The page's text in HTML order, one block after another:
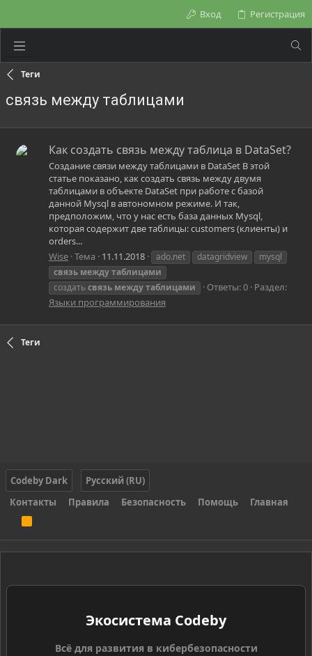
Вход Регистрация
Теги
связь между таблицами
Как создать связь между таблица в DataSet?
Создание связи между таблицами в DataSet В этой
статье показано, как создать связь между двумя
таблицами в объекте DataSet при работе с базой
данной Mysql в автономном режиме. И так,
предположим, что у нас есть база данных Mysql,
которая содержит две таблицы: customers (клиенты) и
orders...
Wise Тема 11.11.2018 ado.net datagridview
mysql
связь междутаблицами
создатьсвязь междутаблицами Ответы: 0 Раздел:
Языки программирования
Теги
Codeby Dark
Русский (RU)
Контакты
Правила Безопасность Помощь Главная
S
Экосистема Codeby
Всё для развития в кибербезопасности